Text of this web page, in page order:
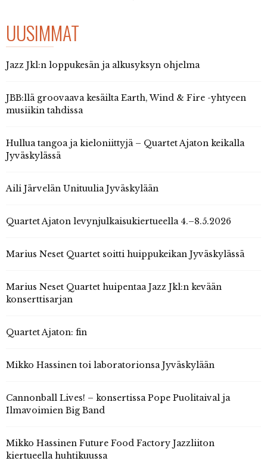
UUSIMMAT
Jazz Jkl:n loppukesän ja alkusyksyn ohjelma
JBB:llä groovaava kesäilta Earth, Wind & Fire -yhtyeen
musiikin tahdissa
Hullua tangoa ja kieloniittyjä – Quartet Ajaton keikalla
Jyväskylässä
Aili Järvelän Unituulia Jyväskylään
Quartet Ajaton levynjulkaisukiertueella 4.–8.5.2026
Marius Neset Quartet soitti huippukeikan Jyväskylässä
Marius Neset Quartet huipentaa Jazz Jkl:n kevään
konserttisarjan
Quartet Ajaton: fin
Mikko Hassinen toi laboratorionsa Jyväskylään
Cannonball Lives! – konsertissa Pope Puolitaival ja
Ilmavoimien Big Band
Mikko Hassinen Future Food Factory Jazzliiton
kiertueella huhtikuussa